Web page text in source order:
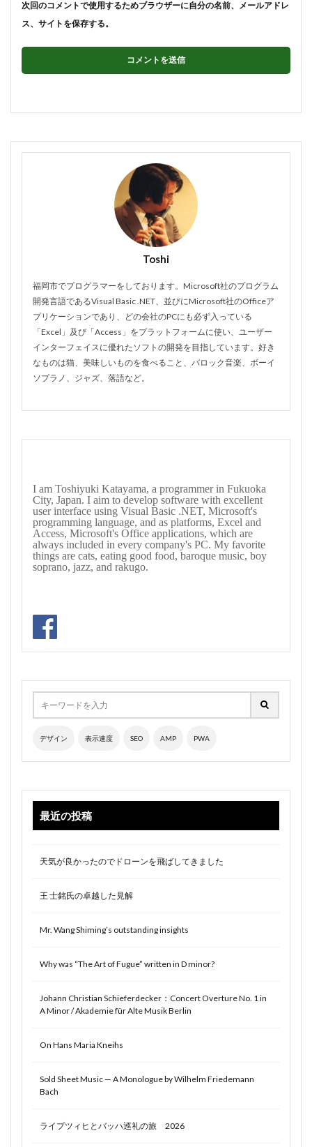
次回のコメントで使用するためブラウザーに自分の名前、メールアドレ
ス、サイトを保存する。
Toshi
福岡市でプログラマーをしております。Microsoft社のプログラム
開発言語であるVisual Basic .NET、並びにMicrosoft社のOfficeア
プリケーションであり、どの会社のPCにも必ず入っている
「Excel」及び「Access」をプラットフォームに使い、ユーザー
インターフェイスに優れたソフトの開発を目指しています。好き
なものは猫、美味しいものを食べること、バロック音楽、ボーイ
ソプラノ、ジャズ、落語など。
I am Toshiyuki Katayama, a programmer in Fukuoka
City, Japan. I aim to develop software with excellent
user interface using Visual Basic .NET, Microsoft's
programming language, and as platforms, Excel and
Access, Microsoft's Office applications, which are
always included in every company's PC. My favorite
things are cats, eating good food, baroque music, boy
soprano, jazz, and rakugo.
デザイン 表示速度 SEO AMP PWA
最近の投稿
天気が良かったのでドローンを飛ばしてきました
王 士銘氏の卓越した見解
Mr. Wang Shiming’s outstanding insights
Why was “The Art of Fugue” written in D minor?
Johann Christian Schieferdecker：Concert Overture No. 1 in
A Minor / Akademie für Alte Musik Berlin
On Hans Maria Kneihs
Sold Sheet Music — A Monologue by Wilhelm Friedemann
Bach
ライプツィヒとバッハ巡礼の旅 2026